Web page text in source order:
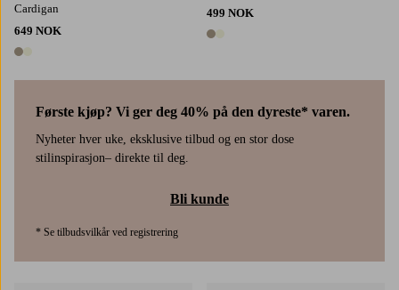
Cardigan
649 NOK
2 farger
Første kjøp? Vi ger deg 40% på den dyreste* varen.
Nyheter hver uke, eksklusive tilbud og en stor dose
stilinspirasjon– direkte til deg.
Bli kunde
* Se tilbudsvilkår ved registrering
499 NOK
2 farger